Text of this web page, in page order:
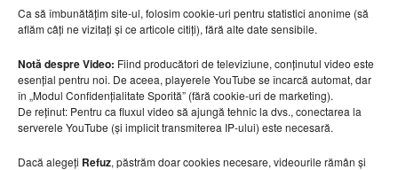
Ca să îmbunătățim site-ul, folosim cookie-uri pentru statistici anonime (să
aflăm câți ne vizitați și ce articole citiți), fără alte date sensibile.
Notă despre Video: Fiind producători de televiziune, conținutul video este
esențial pentru noi. De aceea, playerele YouTube se încarcă automat, dar
în „Modul Confidențialitate Sporită” (fără cookie-uri de marketing).
De reținut: Pentru ca fluxul video să ajungă tehnic la dvs., conectarea la
serverele YouTube (și implicit transmiterea IP-ului) este necesară.
Dacă alegeți Refuz, păstrăm doar cookies necesare, videourile rămân și
DESIGN INTERIOR
64
ARHITECTURĂ & DESIGN
OPINII & ANALIZE
43
Articole recomandate
Secretele construirii bungalourilor
6 august 2026